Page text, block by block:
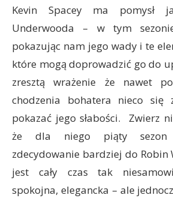
Kevin Spacey ma pomysł
Underwooda – w tym
pokazując nam jego wady i te
które mogą doprowadzić go do
zresztą wrażenie że nawet
chodzenia bohatera nieco się
pokazać jego słabości. Zwierz
że dla niego piąty sezon
zdecydowanie bardziej do Robin
jest cały czas tak
spokojna, elegancka – ale